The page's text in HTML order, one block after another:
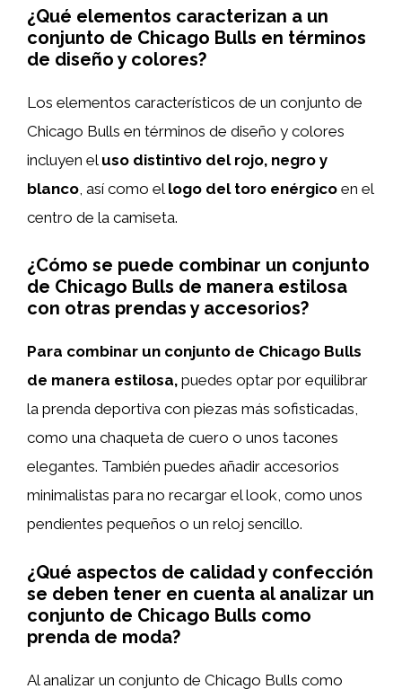
¿Qué elementos caracterizan a un
conjunto de Chicago Bulls en términos
de diseño y colores?
Los elementos característicos de un conjunto de
Chicago Bulls en términos de diseño y colores
incluyen el uso distintivo del rojo, negro y
blanco , así como el logo del toro enérgico en el
centro de la camiseta.
¿Cómo se puede combinar un conjunto
de Chicago Bulls de manera estilosa
con otras prendas y accesorios?
Para combinar un conjunto de Chicago Bulls
de manera estilosa, puedes optar por equilibrar
la prenda deportiva con piezas más sofisticadas,
como una chaqueta de cuero o unos tacones
elegantes. También puedes añadir accesorios
minimalistas para no recargar el look, como unos
pendientes pequeños o un reloj sencillo.
¿Qué aspectos de calidad y confección
se deben tener en cuenta al analizar un
conjunto de Chicago Bulls como
prenda de moda?
Al analizar un conjunto de Chicago Bulls como